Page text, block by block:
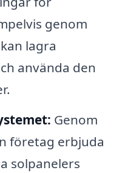
genom
lagra
använda den
Genom
företag erbjuda
solpanelers